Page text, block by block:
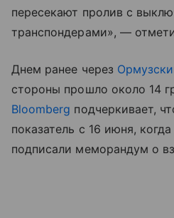
пересекают пролив с
транспондерами», —
Днем ранее через
стороны прошло около 14
Bloomberg подчеркивает,
показатель с 16 июня,
подписали меморандум о